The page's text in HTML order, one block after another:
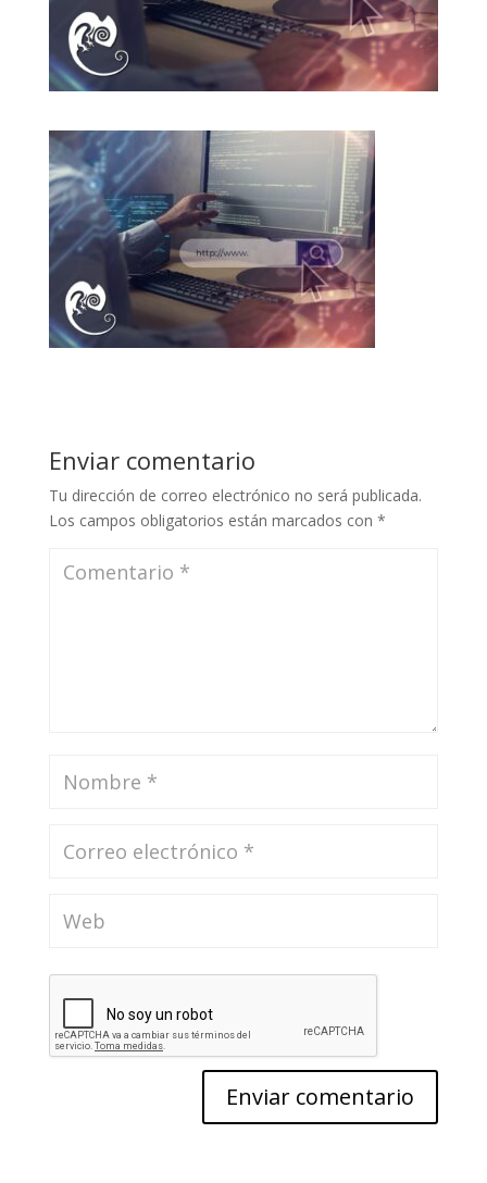
Enviar comentario
Tu dirección de correo electrónico no será publicada.
Los campos obligatorios están marcados con *